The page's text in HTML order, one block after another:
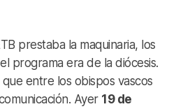
prestaba la maquinaria, los
programa era de la diócesis.
entre los obispos vascos
Ayer 19 de